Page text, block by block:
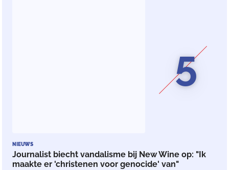
5
NIEUWS
Journalist biecht vandalisme bij New Wine op: "Ik
maakte er 'christenen voor genocide' van"